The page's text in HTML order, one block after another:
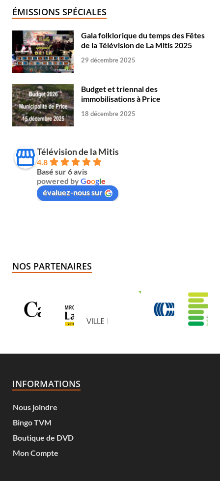
ÉMISSIONS SPÉCIALES
Gala folklorique du temps des Fêtes
de la Télévision de La Mitis 2025
29 décembre 2025
Budget et triennal des
immobilisations à Price
18 décembre 2025
Télévision de la Mitis
4.8
Basé sur 6 avis
powered byGoogle
évaluez-nous sur
NOS PARTENAIRES
INFORMATIONS
Nous joindre
Bingo TVM
Boutique de DVD
Mon Compte